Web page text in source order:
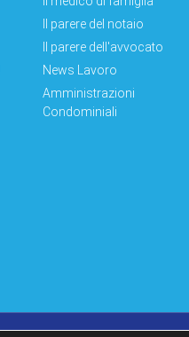
Il parere del notaio
Il parere dell'avvocato
News Lavoro
Amministrazioni
Condominiali